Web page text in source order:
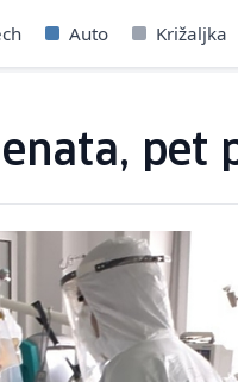
Auto Križaljka
pet